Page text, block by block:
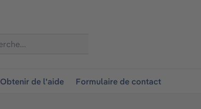
Obtenir de l'aide Formulaire de contact